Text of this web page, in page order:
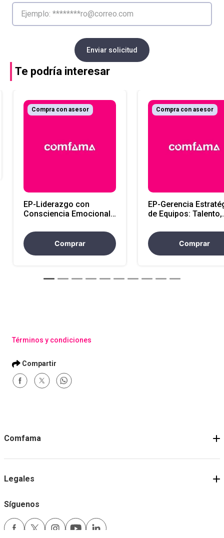
Enviar solicitud
Te podría interesar
EP-Liderazgo con
Consciencia Emocional:
Autorregulación y
PropósitoComprar
Compra con asesor
EP-Gerencia
de Equipos: Talento,
Alto Desempeño
Comprar
Compra con asesor
Términos y condiciones
Comfama
Legales
Síguenos